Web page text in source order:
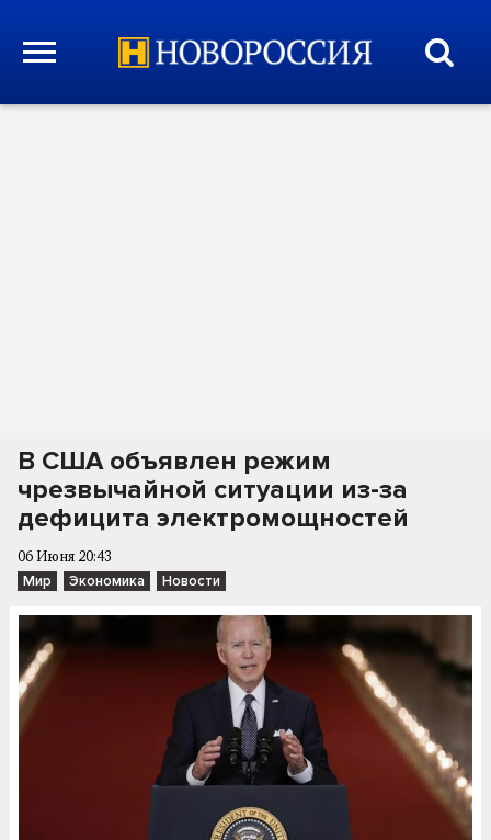
В США объявлен режим
чрезвычайной ситуации из-за
дефицита электромощностей
06 Июня 20:43
Мир Экономика Новости